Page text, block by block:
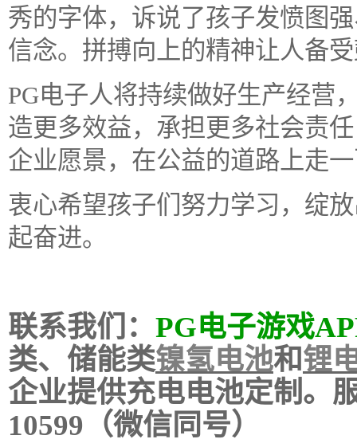
秀的字体，诉说了孩子发愤图
信念。拼搏向上的精神让人备
PG电子人将持续做好生产经营
造更多效益，承担更多社会责
企业愿景，在公益的道路上走
衷心希望孩子们努力学习，绽
起奋进。
联系我们： PG电子游戏
类、储能类镍氢电池和锂
企业提供充电电池定制。
10599 （微信同号）